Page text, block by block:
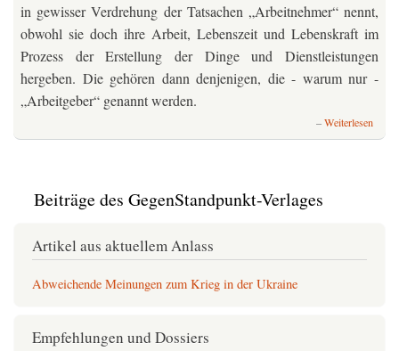
in gewisser Verdrehung der Tatsachen „Arbeitnehmer“ nennt,
obwohl sie doch ihre Arbeit, Lebenszeit und Lebenskraft im
Prozess der Erstellung der Dinge und Dienstleistungen
hergeben. Die gehören dann denjenigen, die - warum nur -
„Arbeitgeber“ genannt werden.
Weiterlesen
Beiträge des GegenStandpunkt-Verlages
Artikel aus aktuellem Anlass
Abweichende Meinungen zum Krieg in der Ukraine
Empfehlungen und Dossiers